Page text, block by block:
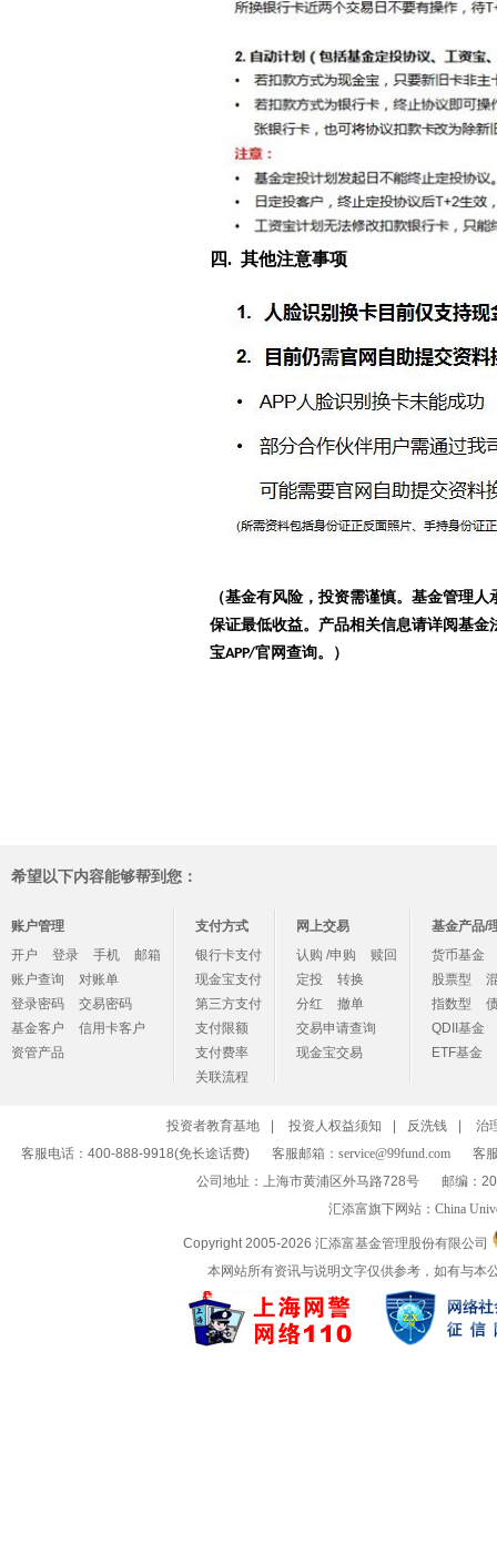
四. 其他注意事项
（基金有风险，投资需谨慎。基金管理
保证最低收益。产品相关信息请详阅基
宝APP/官网查询。）
希望以下内容能够帮到您：
账户管理
开户
登录 手机
邮箱
账户查询
对账单
登录密码
交易密码
基金客户
信用卡客户
资管产品
支付方式
银行卡支付
现金宝支付
第三方支付
支付限额
支付费率
关联流程
网上交易
认购 /申购
赎回
定投
转换
分红
撤单
交易申请查询
现金宝交易
基金产品/
货币基金
股票型
指数型
QDII基金
ETF基金
投资者教育基地 投资人权益须知 反洗钱
治
客服电话：400-888-9918(免长途话费)
客服邮箱：service@99fund.com
客
公司地址：上海市黄浦区外马路728号
邮编：
汇添富旗下网站：China
Copyright 2005-2026 汇添富基金管理股份有限公司
本网站所有资讯与说明文字仅供参考，如有与本